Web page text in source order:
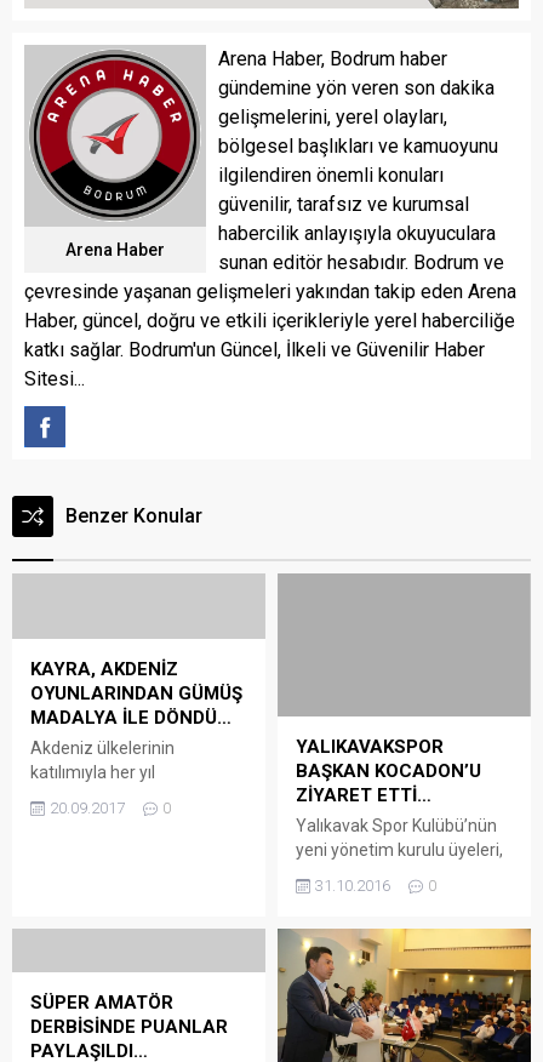
Arena Haber
Arena Haber, Bodrum haber
gündemine yön veren son dakika
gelişmelerini, yerel olayları,
bölgesel başlıkları ve kamuoyunu
ilgilendiren önemli konuları
güvenilir, tarafsız ve kurumsal
habercilik anlayışıyla okuyuculara
sunan editör hesabıdır. Bodrum ve
çevresinde yaşanan gelişmeleri yakından takip eden Arena
Haber, güncel, doğru ve etkili içerikleriyle yerel haberciliğe
katkı sağlar. Bodrum'un Güncel, İlkeli ve Güvenilir Haber
Sitesi...
Benzer Konular
KAYRA, AKDENİZ
OYUNLARINDAN GÜMÜŞ
MADALYA İLE DÖNDÜ…
Akdeniz ülkelerinin
katılımıyla her yıl
düzenlenen Akdeniz Ülkeleri
Karate Şampiyonası’nın
altın, 7 gümüş ve 12 bronz
kazanarak toplamda 25
madalya ile genel
20.09.2017 0
YALIKAVAKSPOR
BAŞKAN KOCADON’U
ZİYARET ETTİ…
Yalıkavak Spor Kulübü’nün
yeni yönetim kurulu üyeleri,
Mehmet Kocadon’u
Yapılan olağan genel
kurulun ardından Yalıkavak
Spor Kulübü, yeni yönetim
kurulunun öncülüğünde
faaliyetlerine devam ediyor.
31.10.2016 0
SÜPER AMATÖR
DERBİSİNDE PUANLAR
PAYLAŞILDI…